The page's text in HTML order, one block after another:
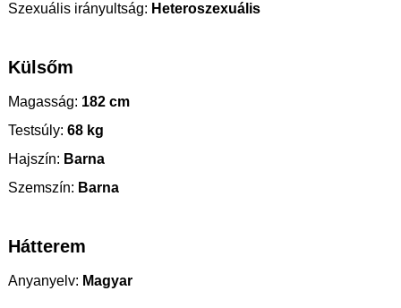
Szexuális irányultság: Heteroszexuális
Külsőm
Magasság: 182 cm
Testsúly: 68 kg
Hajszín: Barna
Szemszín: Barna
Hátterem
Anyanyelv: Magyar